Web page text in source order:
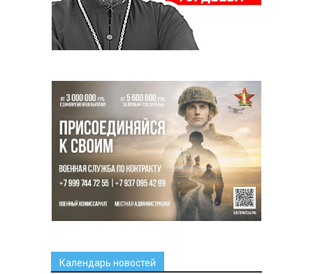
Календарь новостей